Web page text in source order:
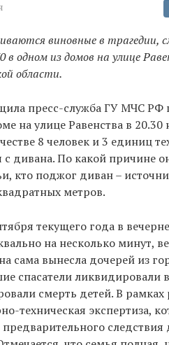
виновные в трагедии,
в одном из домов на улице
области.
пресс-служба ГУ МЧС РФ
на улице Равенства в 20.30
8 человек и 3 единиц
дивана. По какой причине
кто поджог диван –
метров.
текущего года в
на несколько минут,
сама вынесла дочерей из
спасатели ликвидировали
смерть детей. В рамках
техническая экспертиза,